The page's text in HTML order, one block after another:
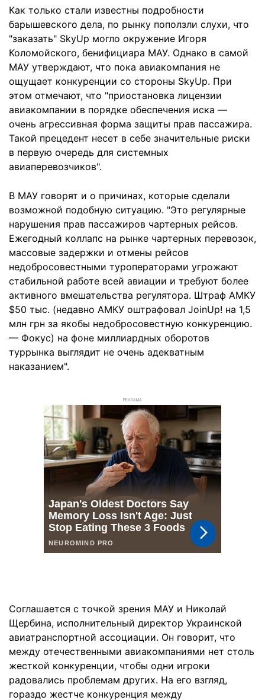
Как только стали известны подробности
барышевского дела, по рынку поползли слухи, что
"заказать" SkyUp могло окружение Игоря
Коломойского, бенифициара МАУ. Однако в самой
МАУ утверждают, что пока авиакомпания не
ощущает конкуренции со стороны SkyUp. При
этом отмечают, что "приостановка лицензии
авиакомпании в порядке обеспечения иска —
очень агрессивная форма защиты прав пассажира.
Такой прецедент несет в себе значительные риски
в первую очередь для системных
авиаперевозчиков".
В МАУ говорят и о причинах, которые сделали
возможной подобную ситуацию. "Это регулярные
нарушения прав пассажиров чартерных рейсов.
Ежегодный коллапс на рынке чартерных перевозок,
массовые задержки и отмены рейсов
недобросовестными туроператорами угрожают
стабильной работе всей авиации и требуют более
активного вмешательства регулятора. Штраф АМКУ
$50 тыс. (недавно АМКУ оштрафовал JoinUp! на 1,5
млн грн за якобы недобросовестную конкуренцию.
— Фокус) на фоне миллиардных оборотов
туррынка выглядит не очень адекватным
наказанием".
РЕКЛАМА
Соглашается с точкой зрения МАУ и Николай
Щербина, исполнительный директор Украинской
авиатранспортной ассоциации. Он говорит, что
между оте­чественными авиакомпаниями нет столь
жесткой конкуренции, чтобы одни игроки
радовались проблемам других. На его взгляд,
гораздо жестче конкуренция между